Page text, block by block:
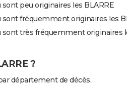
peu originaires les BLARRE
fréquemment originaires les
très fréquemment originaires
?
département de décès.